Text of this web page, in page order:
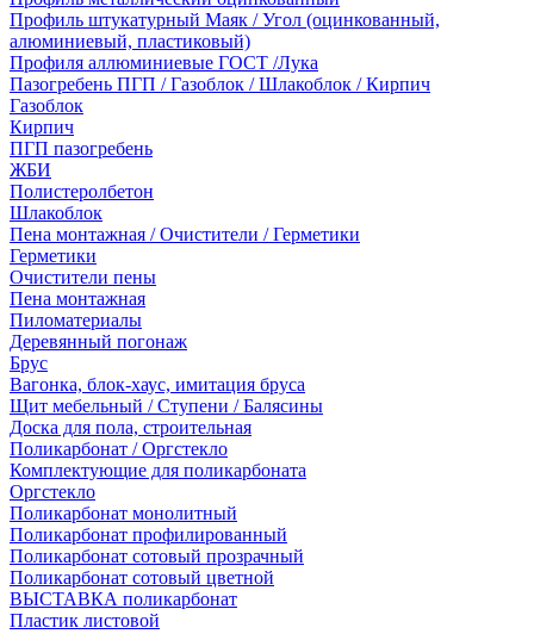
Профиль штукатурный Маяк / Угол (оцинкованный,
алюминиевый, пластиковый)
Профиля аллюминиевые ГОСТ /Лука
Пазогребень ПГП / Газоблок / Шлакоблок / Кирпич
Газоблок
Кирпич
ПГП пазогребень
ЖБИ
Полистеролбетон
Шлакоблок
Пена монтажная / Очистители / Герметики
Герметики
Очистители пены
Пена монтажная
Пиломатериалы
Деревянный погонаж
Брус
Вагонка, блок-хаус, имитация бруса
Щит мебельный / Ступени / Балясины
Доска для пола, строительная
Поликарбонат / Оргстекло
Комплектующие для поликарбоната
Оргстекло
Поликарбонат монолитный
Поликарбонат профилированный
Поликарбонат сотовый прозрачный
Поликарбонат сотовый цветной
ВЫСТАВКА поликарбонат
Пластик листовой